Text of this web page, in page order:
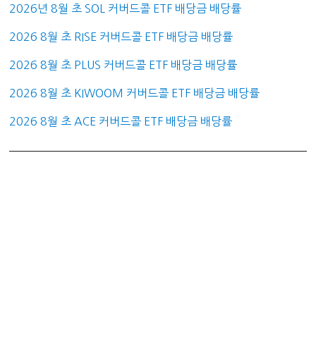
2026년 8월 초 SOL 커버드콜 ETF 배당금 배당률
2026 8월 초 RISE 커버드콜 ETF 배당금 배당률
2026 8월 초 PLUS 커버드콜 ETF 배당금 배당률
2026 8월 초 KIWOOM 커버드콜 ETF 배당금 배당률
2026 8월 초 ACE 커버드콜 ETF 배당금 배당률